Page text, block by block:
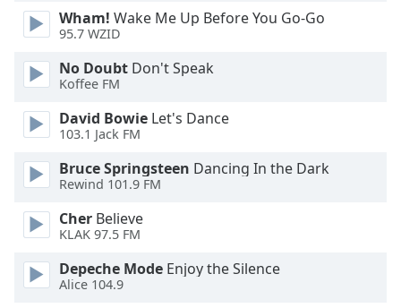
Opacity
Caption
Area
Background
Wham! Wake Me Up Before You Go-Go
95.7 WZID
No Doubt Don't Speak
Koffee FM
David Bowie Let's Dance
103.1 Jack FM
Bruce Springsteen Dancing In the Dark
Rewind 101.9 FM
Cher Believe
KLAK 97.5 FM
Depeche Mode Enjoy the Silence
Alice 104.9